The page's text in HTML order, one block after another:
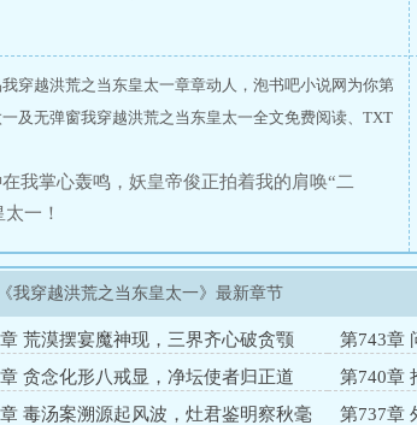
穿越洪荒之当东皇太一章章动人，泡书吧小说网为你第
及无弹窗我穿越洪荒之当东皇太一全文免费阅读、TXT
我掌心轰鸣，妖皇帝俊正拍着我的肩唤“二
一！
《我穿越洪荒之当东皇太一》最新章节
荒漠摆宴魔神现，三界齐心破贪颚
第743章
剿
贪念化形八戒显，净坛使者归正道
第740章
山
毒汤案溯源起风波，灶君鉴明察秋毫
第737章